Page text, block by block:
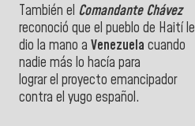
También el ComandanteChávez
reconoció que el pueblo de Haitíle
dio la mano a Venezuela cuando
nadie más lo hacía para
lograrel proyecto emancipador
contra el yugo español.